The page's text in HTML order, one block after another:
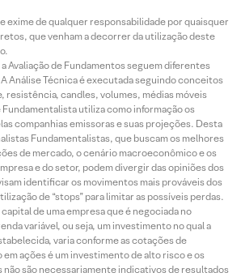
exime de qualquer responsabilidade por quaisquer
que venham a decorrer da utilização deste
a Avaliação de Fundamentos seguem diferentes
Análise Técnica é executada seguindo conceitos
resistência, candles, volumes, médias móveis
utiliza como informação os
companhias emissoras e suas projeções. Desta
Fundamentalistas, que buscam os melhores
de mercado, o cenário macroeconômico e os
e do setor, podem divergir das opiniões dos
identificar os movimentos mais prováveis dos
de “stops” para limitar as possíveis perdas.
de uma empresa que é negociada no
variável, ou seja, um investimento no qual a
varia conforme as cotações de
ações é um investimento de alto risco e os
são necessariamente indicativos de resultados